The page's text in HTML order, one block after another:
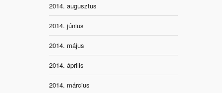
2014. augusztus
2014. június
2014. május
2014. április
2014. március